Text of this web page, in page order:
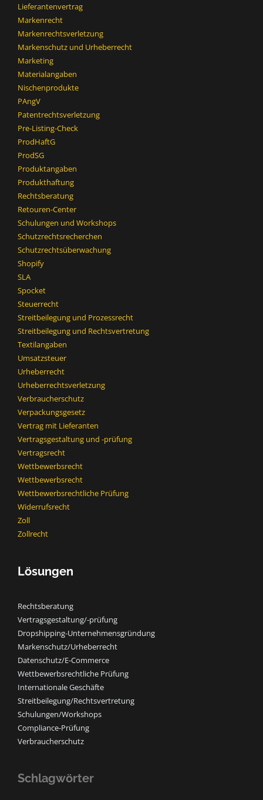
Lieferantenvertrag
Markenrecht
Markenrechtsverletzung
Markenschutz und Urheberrecht
Marketing
Materialangaben
Nischenprodukte
PAngV
Patentrechtsverletzung
Pre-Listing-Check
ProdHaftG
ProdSG
Produktangaben
Produkthaftung
Rechtsberatung
Retouren-Center
Schulungen und Workshops
Schutzrechtsrecherchen
Schutzrechtsüberwachung
Shopify
SLA
Spocket
Steuerrecht
Streitbeilegung und Prozessrecht​
Streitbeilegung und Rechtsvertretung
Textilangaben
Umsatzsteuer
Urheberrecht
Urheberrechtsverletzung
Verbraucherschutz
Verpackungsgesetz
Vertrag mit Lieferanten
Vertragsgestaltung und -prüfung
Vertragsrecht
Wettbewerbsrecht
Wettbewerbsrecht​
Wettbewerbsrechtliche Prüfung
Widerrufsrecht
Zoll
Zollrecht
Lösungen
Rechtsberatung
Vertragsgestaltung/-prüfung
Dropshipping-Unternehmensgründung
Markenschutz/Urheberrecht
Datenschutz/E-Commerce
Wettbewerbsrechtliche Prüfung
Internationale Geschäfte
Streitbeilegung/Rechtsvertretung
Schulungen/Workshops
Compliance-Prüfung
Verbraucherschutz
Schlagwörter